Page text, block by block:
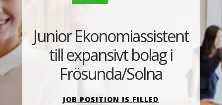
JOB POSITION IS FILLED
Junior Ekonomiassistent
till expansivt bolag i
Frösunda/Solna